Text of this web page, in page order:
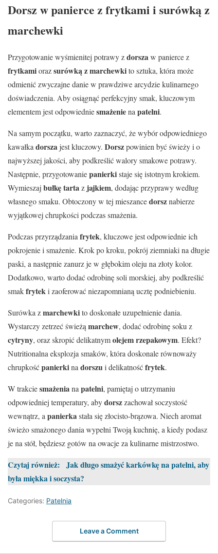
Dorsz w panierce z frytkami i surówką z
marchewki
Przygotowanie wyśmienitej potrawy zdorsza w panierce z
frytkamiorazsurówką z marchewkito sztuka, która może
odmienić zwyczajne danie w prawdziwe arcydzie kulinarnego
doświadczenia. Aby osiągnąć perfekcyjny smak, kluczowym
elementem jest odpowiedniesmażeniena patelni.
Na samym początku, warto zaznaczyć, że wybór odpowiedniego
kawałka dorsza jest kluczowy. Dorszpowinien być świeży i o
najwyższej jakości, aby podkreślić walory smakowe potrawy.
Następnie, przygotowaniepanierkistaje się istotnym krokiem.
Wymieszaj bułkę tarta z jajkiem, dodając przyprawy według
własnego smaku. Obtoczony w tej mieszancedorsznabierze
wyjątkowej chrupkości podczas smażenia.
Podczas przyrządzania frytek, kluczowe jest odpowiednie ich
pokrojenie i smażenie. Krok po kroku, pokrój ziemniaki na długie
paski, a następnie zanurz je w głębokim oleju na złoty kolor.
Dodatkowo, warto dodać odrobinę soli morskiej, aby podkreślić
smakfrytek i zaoferować niezapomnianą ucztę podniebieniu.
Surówka zmarchewkito doskonałe uzupełnienie dania.
Wystarczy zetrzeć świeżą marchew, dodać odrobinę soku z
cytryny, oraz skropić delikatnymolejem rzepakowym. Efekt?
Nutritionalna eksplozja smaków, która doskonale równoważy
chrupkośćpanierkina dorszu i delikatnośćfrytek.
W trakciesmażenia na patelni, pamiętaj o utrzymaniu
odpowiedniej temperatury, abydorszzachował soczystość
wewnątrz, a panierka stała się złocisto-brązowa. Niech aromat
świeżo smażonego dania wypełni Twoją kuchnię, a kiedy podasz
je na stół, będziesz gotów na owacje za kulinarne mistrzostwo.
Czytaj również:
Jak długo smażyć karkówkę na patelni, aby
była miękka i soczysta?
Categories: Patelnia
Leave a Comment